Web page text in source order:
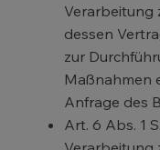
Verarbeitung
dessen
zur
Maßnahmen
Anfrage des
Art. 6 Abs. 1